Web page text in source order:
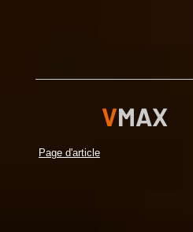
VMAX
Page d'article